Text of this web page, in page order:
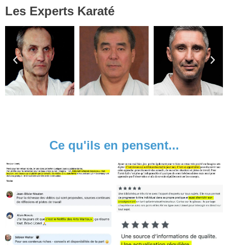
Les Experts Karaté
Ce qu'ils en pensent...